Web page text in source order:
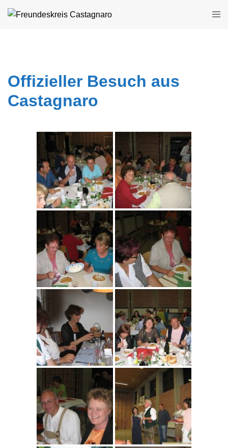
Inhalt
Offizieller Besuch aus
Castagnaro